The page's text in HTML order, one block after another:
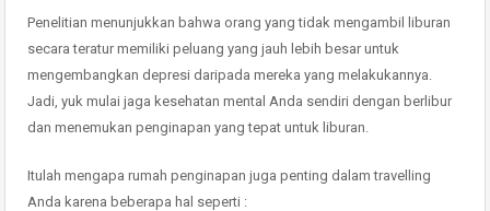
Penelitian menunjukkan bahwa orang yang tidak mengambil liburan
secara teratur memiliki peluang yang jauh lebih besar untuk
mengembangkan depresi daripada mereka yang melakukannya.
Jadi, yuk mulai jaga kesehatan mental Anda sendiri dengan berlibur
dan menemukan penginapan yang tepat untuk liburan.
Itulah mengapa rumah penginapan juga penting dalam travelling
Anda karena beberapa hal seperti :